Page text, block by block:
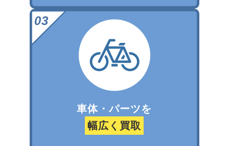
車体・パーツを
幅広く買取